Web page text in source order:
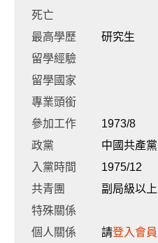
死亡
最高學歷
研究生
留學經驗
留學國家
專業頭銜
參加工作
1973/8
政黨
中國共產黨
入黨時間
1975/12
共青團
副局級以上
特殊關係
個人關係
請登入會員